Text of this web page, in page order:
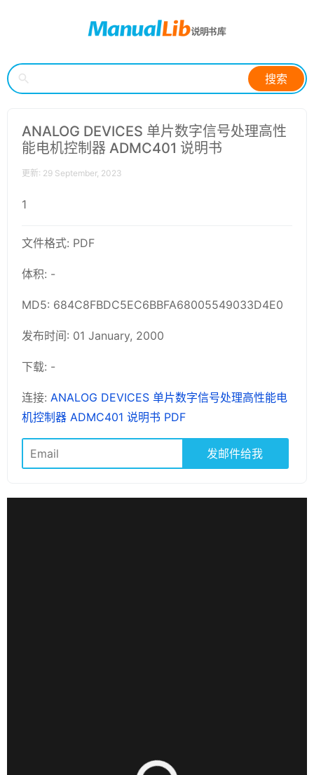
搜索
ANALOG DEVICES 单片数字信号处理高性
能电机控制器 ADMC401 说明书
更新: 29 September, 2023
1
文件格式: PDF
体积: -
MD5: 684C8FBDC5EC6BBFA68005549033D4E0
发布时间: 01 January, 2000
下载: -
连接: ANALOG DEVICES 单片数字信号处理高性能电
机控制器 ADMC401 说明书 PDF
发邮件给我